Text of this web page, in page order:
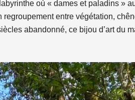
où « dames et paladins »
entre végétation,
abandonné, ce bijou d’art du